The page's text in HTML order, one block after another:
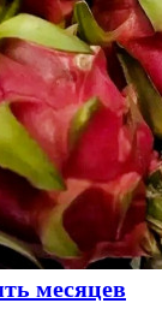
месяцев